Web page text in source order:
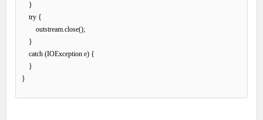
    }
    try {
        outstream.close();
    }
    catch (IOException e) {
    }
}